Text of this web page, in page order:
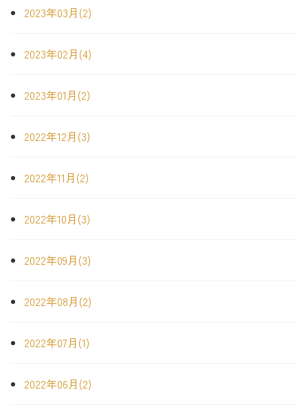
2023年03月(2)
2023年02月(4)
2023年01月(2)
2022年12月(3)
2022年11月(2)
2022年10月(3)
2022年09月(3)
2022年08月(2)
2022年07月(1)
2022年06月(2)